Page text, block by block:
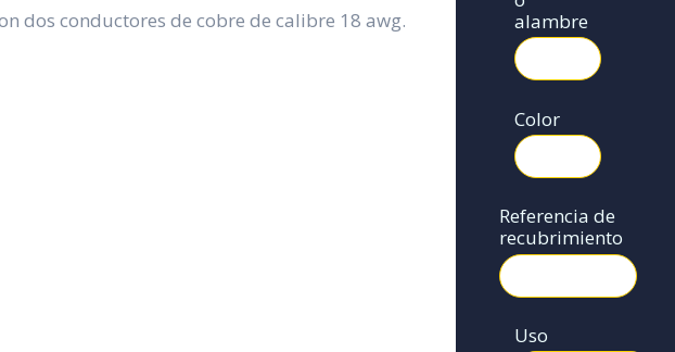
dos conductores de cobre de calibre 18 awg.
alambre
Color
Referencia de
recubrimiento
Uso